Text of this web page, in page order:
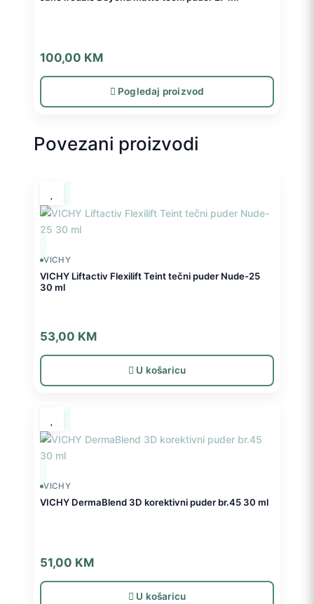
100,00 KM
Pogledaj proizvod
Povezani proizvodi
VICHY
VICHY Liftactiv Flexilift Teint tečni puder Nude-25
30 ml
53,00 KM
U košaricu
VICHY
VICHY DermaBlend 3D korektivni puder br.45 30 ml
51,00 KM
U košaricu